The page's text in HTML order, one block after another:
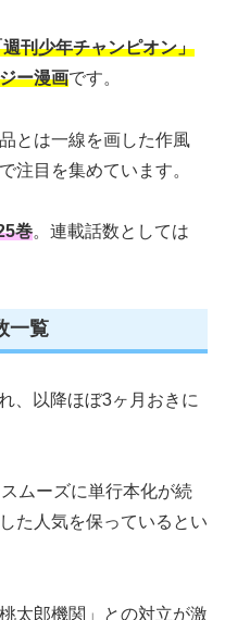
刊少年チャンピオン」
ー漫画です。
とは一線を画した作風
注目を集めています。
巻。連載話数としては
一覧
、以降ほぼ3ヶ月おきに
ムーズに単行本化が続
た人気を保っているとい
太郎機関」との対立が激